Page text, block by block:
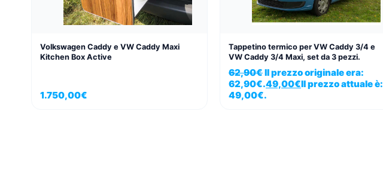
Volkswagen Caddy e VW Caddy Maxi
Kitchen Box Active
1.750,00€
Tappetino termico per VW Caddy 3/4 e
VW Caddy 3/4 Maxi, set da 3 pezzi.
62,90€Il prezzo originale era:
62,90€.49,00€Il prezzo attuale è:
49,00€.